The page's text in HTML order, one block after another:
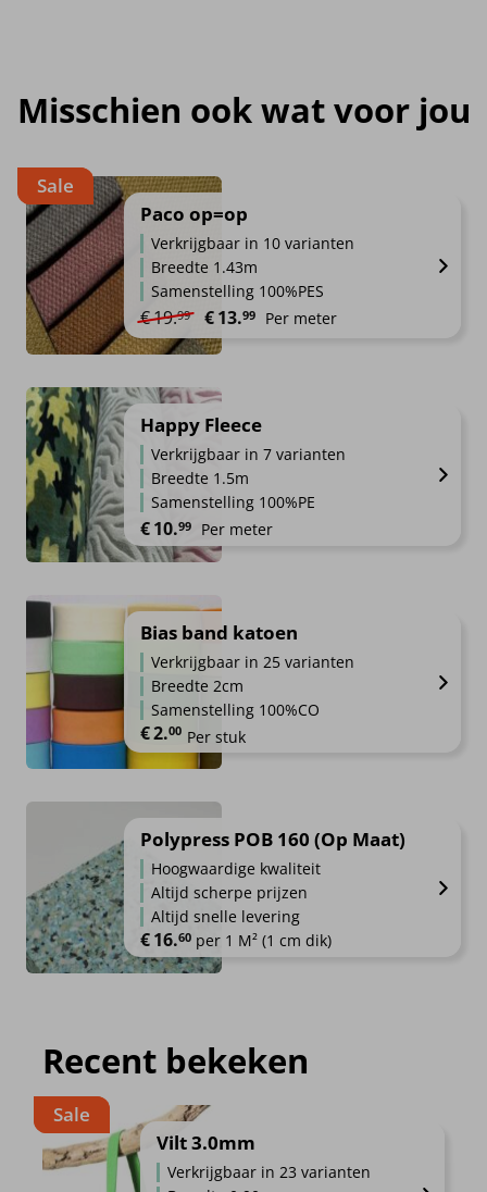
Misschien ook wat voor jou
Sale
Paco op=op
Verkrijgbaar in 10 varianten
Breedte 1.43m
Samenstelling 100%PES
€19.99 Oorspronkelijke prijs was: €19.99.
€13.99 Huidige prijs is: €13.99.
Per meter
Happy Fleece
Verkrijgbaar in 7 varianten
Breedte 1.5m
Samenstelling 100%PE
€10.99 Per meter
Bias band katoen
Verkrijgbaar in 25 varianten
Breedte 2cm
Samenstelling 100%CO
€2.00 Per stuk
Polypress POB 160 (Op Maat)
Hoogwaardige kwaliteit
Altijd scherpe prijzen
Altijd snelle levering
€16.60 per 1 M² (1 cm dik)
Recent bekeken
Sale
Vilt 3.0mm
Verkrijgbaar in 23 varianten